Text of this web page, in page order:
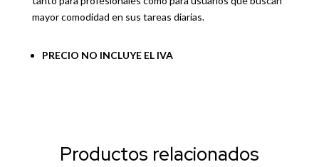
mayor comodidad en sus tareas diarias.
PRECIO NO INCLUYE EL IVA
Productos relacionados